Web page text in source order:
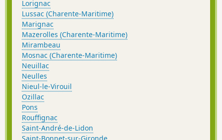
Lorignac
Lussac (Charente-Maritime)
Marignac
Mazerolles (Charente-Maritime)
Mirambeau
Mosnac (Charente-Maritime)
Neuillac
Neulles
Nieul-le-Virouil
Ozillac
Pons
Rouffignac
Saint-André-de-Lidon